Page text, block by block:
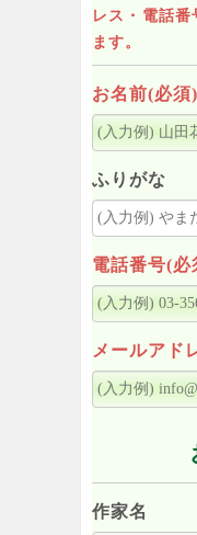
レス・電話番
ます。
お名前(必須)
ふりがな
電話番号(必
メールアド
作家名